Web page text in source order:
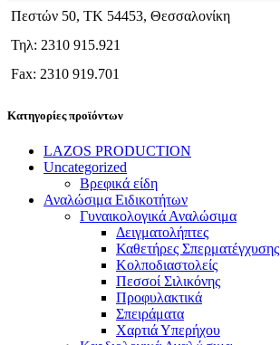
Πεστών 50, ΤΚ 54453, Θεσσαλονίκη
Τηλ: 2310 915.921
Fax: 2310 919.701
Κατηγορίες προϊόντων
LAZOS PRODUCTION
Uncategorized
Βρεφικά είδη
Αναλώσιμα Ειδικοτήτων
Γυναικολογικά Αναλώσιμα
Δειγματολήπτες
Καθετήρες Σπερματέγχυσης
Κολποδιαστολείς
Πεσσοί Σιλικόνης
Προφυλακτικά
Σπειράματα
Χαρτιά Υπερήχου